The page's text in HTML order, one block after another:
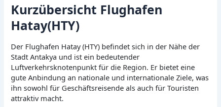
Kurzübersicht Flughafen
Hatay(HTY)
Der Flughafen Hatay (HTY) befindet sich in der Nähe der
Stadt Antakya und ist ein bedeutender
Luftverkehrsknotenpunkt für die Region. Er bietet eine
gute Anbindung an nationale und internationale Ziele, was
ihn sowohl für Geschäftsreisende als auch für Touristen
attraktiv macht.